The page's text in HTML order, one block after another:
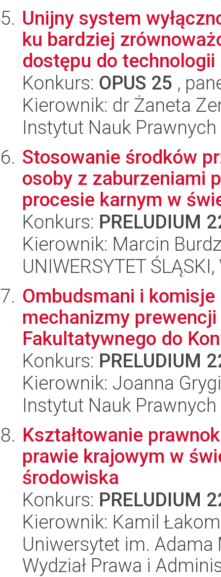
Unijny system
ku bardziej
dostępu do
Konkurs: OPUS 25 ,
Kierownik: dr Żaneta
Instytut Nauk Prawnych
Stosowanie środków
osoby z zaburzeniami
procesie karnym w
Konkurs: PRELUDIUM
Kierownik: Marcin
UNIWERSYTET
Ombudsmani i
mechanizmy
Fakultatywnego do
Konkurs: PRELUDIUM
Kierownik: Joanna
Instytut Nauk Prawnych
Kształtowanie
prawie krajowym w
środowiska
Konkurs: PRELUDIUM
Kierownik: Kamil
Uniwersytet im.
Wydział Prawa i